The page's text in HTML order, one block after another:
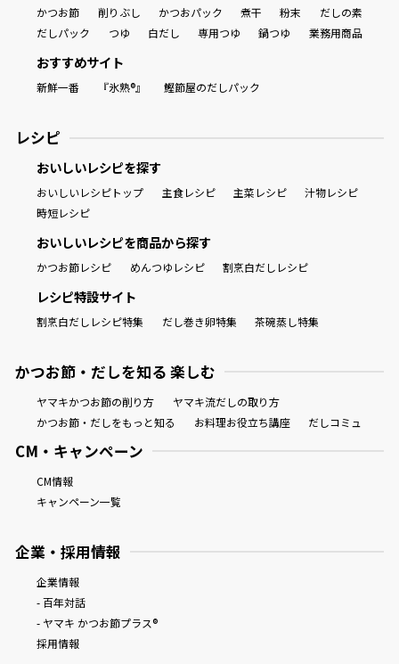
かつお節 削りぶし かつおパック 煮干 粉末
だしの素
だしパック
つゆ 白だし 専用つゆ 鍋つゆ 業務用商品
おすすめサイト
新鮮一番 『氷熟®』 鰹節屋のだしパック
レシピ
おいしいレシピを探す
おいしいレシピトップ 主食レシピ 主菜レシピ
汁物レシピ
時短レシピ
おいしいレシピを商品から探す
かつお節レシピ めんつゆレシピ 割烹白だしレシピ
レシピ特設サイト
割烹白だしレシピ特集 だし巻き卵特集 茶碗蒸し特集
かつお節・だしを知る 楽しむ
ヤマキかつお節の削り方
ヤマキ流だしの取り方
かつお節・だしをもっと知る
お料理お役立ち講座 だしコミュ
CM・キャンペーン
CM情報
キャンペーン一覧
企業・採用情報
企業情報
- 百年対話
- ヤマキ かつお節プラス®
採用情報